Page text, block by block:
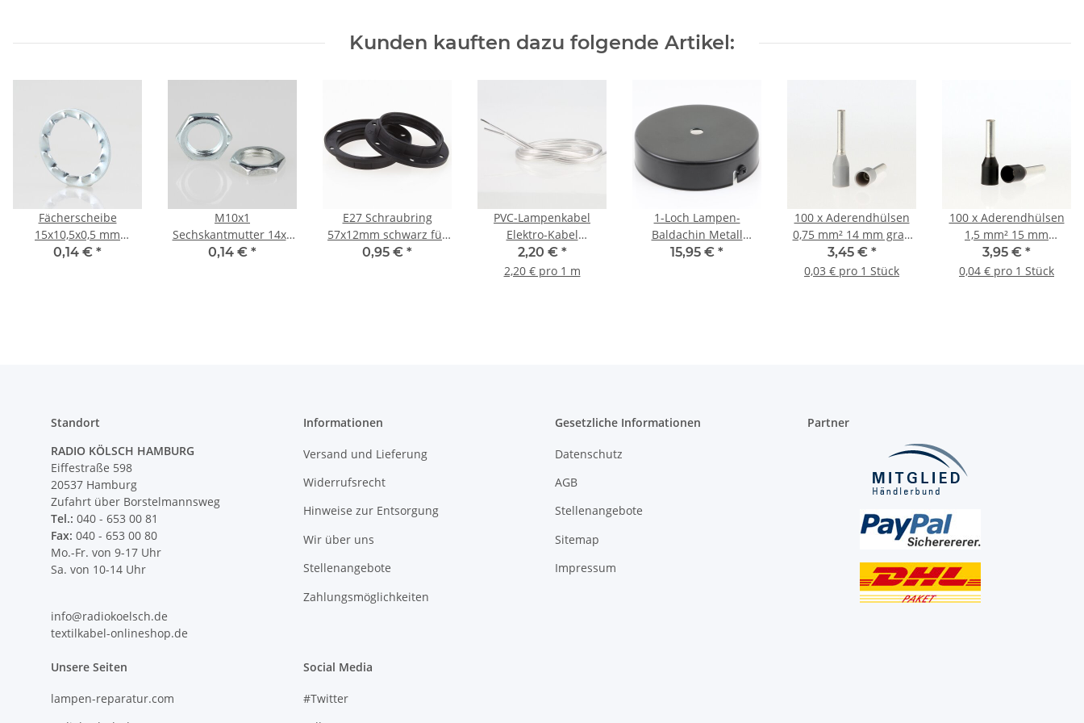
Kunden kauften dazu folgende Artikel:
Fächerscheibe
15x10,5x0,5 mm
verzinkt (für M10
0,14 € *
M10x1
Sechskantmutter 14x3
Metall verzinkt
0,14 € *
E27 Schraubring
57x12mm schwarz für
Kunststoff
0,95 € *
PVC-Lampenkabel
Elektro-Kabel
Stromkabel Flachkabel
transparent 2-adrig,
2,20 € *
2,20 € pro 1 m
1-Loch Lampen-
Baldachin Metall
100x25mm schwarz
15,95 € *
100 x Aderendhülsen
0,75 mm² 14 mm grau
isoliert
3,45 € *
0,03 € pro 1 Stück
100 x Aderendhülsen
1,5 mm² 15 mm
schwarz isoliert
3,95 € *
0,04 € pro 1 Stück
Standort
RADIO KÖLSCH HAMBURG
Eiffestraße 598
20537 Hamburg
Zufahrt über Borstelmannsweg
Tel.: 040 - 653 00 81
Fax: 040 - 653 00 80
Mo.-Fr. von 9-17 Uhr
Sa. von 10-14 Uhr
info@radiokoelsch.de
textilkabel-onlineshop.de
Informationen
Versand und Lieferung
Widerrufsrecht
Hinweise zur Entsorgung
Wir über uns
Stellenangebote
Zahlungsmöglichkeiten
Gesetzliche Informationen
Datenschutz
AGB
Stellenangebote
Sitemap
Impressum
Partner
Unsere Seiten
lampen-reparatur.com
Social Media
#Twitter